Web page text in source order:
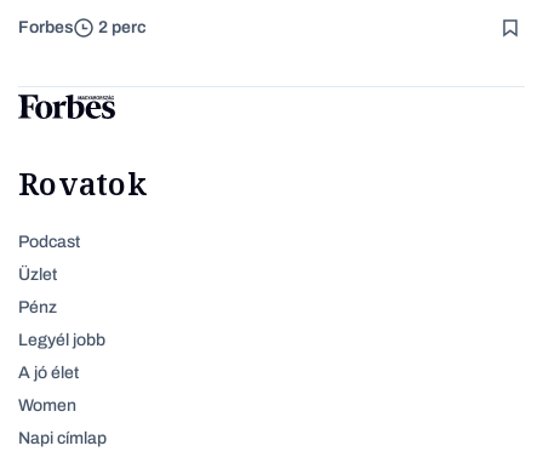
Forbes 2 perc
Rovatok
Podcast
Üzlet
Pénz
Legyél jobb
A jó élet
Women
Napi címlap